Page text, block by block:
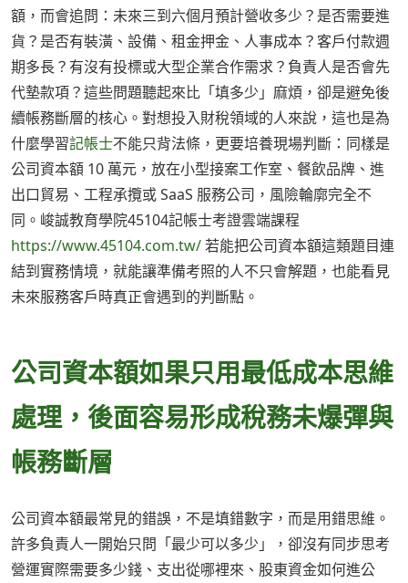
額，而會追問：未來三到六個月預計營收多少？是否需要進
貨？是否有裝潢、設備、租金押金、人事成本？客戶付款週
期多長？有沒有投標或大型企業合作需求？負責人是否會先
代墊款項？這些問題聽起來比「填多少」麻煩，卻是避免後
續帳務斷層的核心。對想投入財稅領域的人來說，這也是為
什麼學習記帳士不能只背法條，更要培養現場判斷：同樣是
公司資本額 10 萬元，放在小型接案工作室、餐飲品牌、進
出口貿易、工程承攬或 SaaS 服務公司，風險輪廓完全不
同。峻誠教育學院45104記帳士考證雲端課程
https://www.45104.com.tw/若能把公司資本額這類題目連
結到實務情境，就能讓準備考照的人不只會解題，也能看見
未來服務客戶時真正會遇到的判斷點。
公司資本額如果只用最低成本思維
處理，後面容易形成稅務未爆彈與
帳務斷層
公司資本額最常見的錯誤，不是填錯數字，而是用錯思維。
許多負責人一開始只問「最少可以多少」，卻沒有同步思考
營運實際需要多少錢、支出從哪裡來、股東資金如何進公